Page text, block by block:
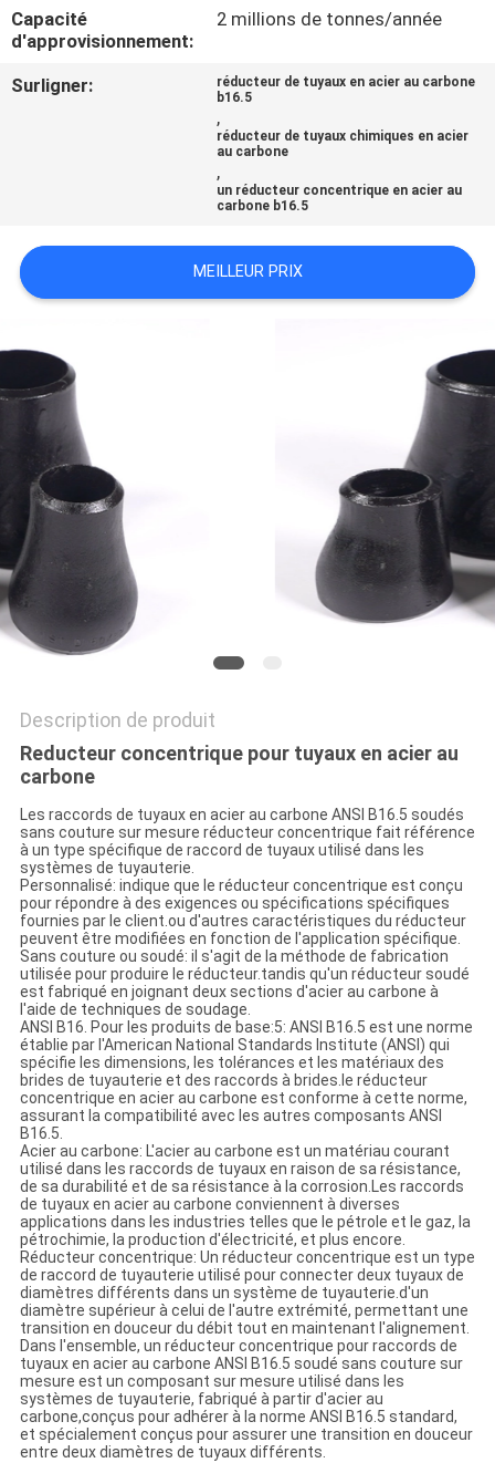
CONTRÔLE
DE
LA
NOUVELLES
TOUS
LES
CAS
PLAN
DU
SITE
POLITIQUE
CONFIDENTIALITÉ
Capacité
d'approvisionnement:
2 millions de tonnes/année
Surligner:
réducteur de tuyaux en acier au carbone
b16.5
,
réducteur de tuyaux chimiques en acier
au carbone
,
un réducteur concentrique en acier au
carbone b16.5
MEILLEUR PRIX
Description de produit
Reducteur concentrique pour tuyaux en acier au
carbone
Les raccords de tuyaux en acier au carbone ANSI B16.5 soudés
sans couture sur mesure réducteur concentrique fait référence
à un type spécifique de raccord de tuyaux utilisé dans les
systèmes de tuyauterie.
Personnalisé: indique que le réducteur concentrique est conçu
pour répondre à des exigences ou spécifications spécifiques
fournies par le client.ou d'autres caractéristiques du réducteur
peuvent être modifiées en fonction de l'application spécifique.
Sans couture ou soudé: il s'agit de la méthode de fabrication
utilisée pour produire le réducteur.tandis qu'un réducteur soudé
est fabriqué en joignant deux sections d'acier au carbone à
l'aide de techniques de soudage.
ANSI B16. Pour les produits de base:5: ANSI B16.5 est une norme
établie par l'American National Standards Institute (ANSI) qui
spécifie les dimensions, les tolérances et les matériaux des
brides de tuyauterie et des raccords à brides.le réducteur
concentrique en acier au carbone est conforme à cette norme,
assurant la compatibilité avec les autres composants ANSI
B16.5.
Acier au carbone: L'acier au carbone est un matériau courant
utilisé dans les raccords de tuyaux en raison de sa résistance,
de sa durabilité et de sa résistance à la corrosion.Les raccords
de tuyaux en acier au carbone conviennent à diverses
applications dans les industries telles que le pétrole et le gaz, la
pétrochimie, la production d'électricité, et plus encore.
Réducteur concentrique: Un réducteur concentrique est un type
de raccord de tuyauterie utilisé pour connecter deux tuyaux de
diamètres différents dans un système de tuyauterie.d'un
diamètre supérieur à celui de l'autre extrémité, permettant une
transition en douceur du débit tout en maintenant l'alignement.
Dans l'ensemble, un réducteur concentrique pour raccords de
tuyaux en acier au carbone ANSI B16.5 soudé sans couture sur
mesure est un composant sur mesure utilisé dans les
systèmes de tuyauterie, fabriqué à partir d'acier au
carbone,conçus pour adhérer à la norme ANSI B16.5 standard,
et spécialement conçus pour assurer une transition en douceur
entre deux diamètres de tuyaux différents.